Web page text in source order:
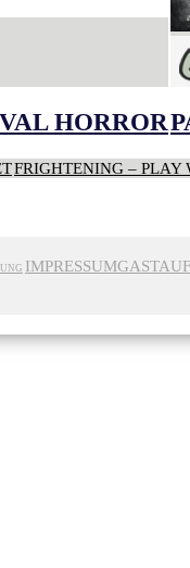
HORROR
FRIGHTENING – PLAY
IMPRESSUM